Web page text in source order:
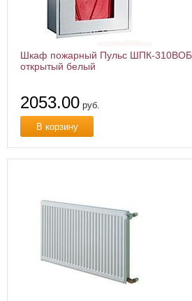
Шкаф пожарный Пульс ШПК-310ВОБ
открытый белый
2053.00 руб.
В корзину